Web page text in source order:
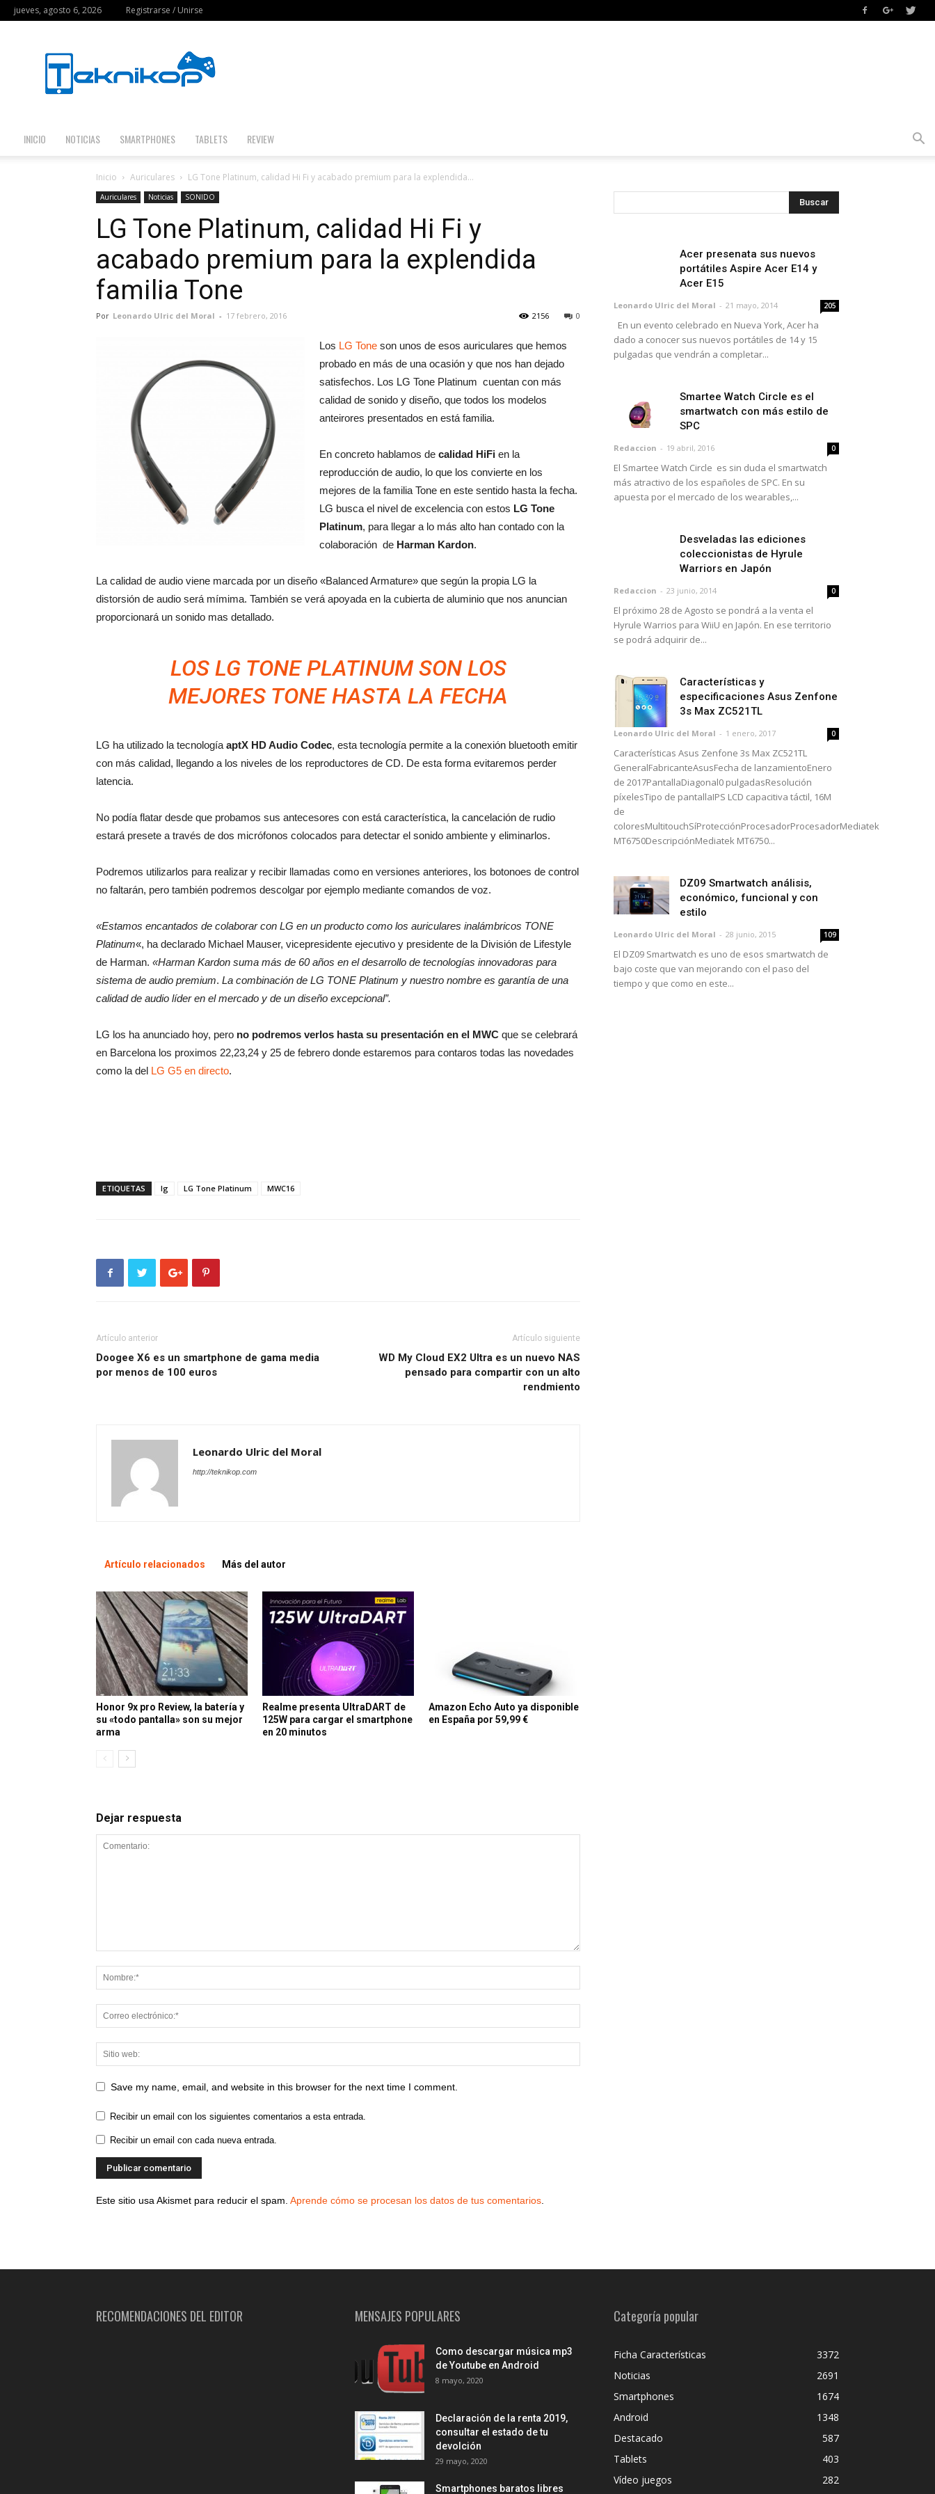
jueves, agosto 6, 2026 Registrarse / Unirse
INICIO NOTICIAS SMARTPHONES TABLETS REVIEW
Inicio Auriculares LG Tone Platinum, calidad Hi Fi y acabado premium para la explendida...
Auriculares Noticias SONIDO
LG Tone Platinum, calidad Hi Fi y
acabado premium para la explendida
familia Tone
Por Leonardo Ulric del Moral - 17 febrero, 2016 0
2156
Los LG Tone son unos de esos auriculares que hemos
probado en más de una ocasión y que nos han dejado
satisfechos. Los LG Tone Platinum cuentan con más
calidad de sonido y diseño, que todos los modelos
anteirores presentados en está familia.
En concreto hablamos de calidad HiFi en la
reproducción de audio, lo que los convierte en los
mejores de la familia Tone en este sentido hasta la fecha.
LG busca el nivel de excelencia con estos LG Tone
Platinum, para llegar a lo más alto han contado con la
colaboración de Harman Kardon.
La calidad de audio viene marcada por un diseño «Balanced Armature» que según la propia LG la
distorsión de audio será mímima. También se verá apoyada en la cubierta de aluminio que nos anuncian
proporcionará un sonido mas detallado.
LOS LG TONE PLATINUM SON LOS
MEJORES TONE HASTA LA FECHA
LG ha utilizado la tecnología aptX HD Audio Codec, esta tecnología permite a la conexión bluetooth emitir
con más calidad, llegando a los niveles de los reproductores de CD. De esta forma evitaremos perder
latencia.
No podía flatar desde que probamos sus antecesores con está característica, la cancelación de rudio
estará presete a través de dos micrófonos colocados para detectar el sonido ambiente y eliminarlos.
Podremos utilizarlos para realizar y recibir llamadas como en versiones anteriores, los botonoes de control
no faltarán, pero también podremos descolgar por ejemplo mediante comandos de voz.
«Estamos encantados de colaborar con LG en un producto como los auriculares inalámbricos TONE
Platinum«, ha declarado Michael Mauser, vicepresidente ejecutivo y presidente de la División de Lifestyle
de Harman. «Harman Kardon suma más de 60 años en el desarrollo de tecnologías innovadoras para
sistema de audio premium. La combinación de LG TONE Platinum y nuestro nombre es garantía de una
calidad de audio líder en el mercado y de un diseño excepcional”.
LG los ha anunciado hoy, pero no podremos verlos hasta su presentación en el MWC que se celebrará
en Barcelona los proximos 22,23,24 y 25 de febrero donde estaremos para contaros todas las novedades
como la del LG G5 en directo.
ETIQUETAS lg LG Tone Platinum MWC16
Artículo anterior
Doogee X6 es un smartphone de gama media
por menos de 100 euros
Artículo siguiente
WD My Cloud EX2 Ultra es un nuevo NAS
pensado para compartir con un alto
rendmiento
Leonardo Ulric del Moral
http://teknikop.com
Artículo relacionados Más del autor
Honor 9x pro Review, la batería y
su «todo pantalla» son su mejor
arma
Realme presenta UltraDART de
125W para cargar el smartphone
en 20 minutos
Amazon Echo Auto ya disponible
en España por 59,99 €
Dejar respuesta
Save my name, email, and website in this browser for the next time I comment.
Recibir un email con los siguientes comentarios a esta entrada.
Recibir un email con cada nueva entrada.
Este sitio usa Akismet para reducir el spam. Aprende cómo se procesan los datos de tus comentarios
Acer presenata sus nuevos
portátiles Aspire Acer E14 y
Acer E15
Leonardo Ulric del Moral - 21 mayo, 2014 205
En un evento celebrado en Nueva York, Acer ha
dado a conocer sus nuevos portátiles de 14 y 15
pulgadas que vendrán a completar...
Smartee Watch Circle es el
smartwatch con más estilo de
SPC
Redaccion - 19 abril, 2016 0
El Smartee Watch Circle es sin duda el smartwatch
más atractivo de los españoles de SPC. En su
apuesta por el mercado de los wearables,...
Desveladas las ediciones
coleccionistas de Hyrule
Warriors en Japón
Redaccion - 23 junio, 2014 0
El próximo 28 de Agosto se pondrá a la venta el
Hyrule Warrios para WiiU en Japón. En ese territorio
se podrá adquirir de...
Características y
especificaciones Asus Zenfone
3s Max ZC521TL
Leonardo Ulric del Moral - 1 enero, 2017 0
Características Asus Zenfone 3s Max ZC521TL
GeneralFabricanteAsusFecha de lanzamientoEnero
de 2017PantallaDiagonal0 pulgadasResolución
píxelesTipo de pantallaIPS LCD capacitiva táctil, 16M
de
coloresMultitouchSíProtecciónProcesadorProcesadorMediatek
MT6750DescripciónMediatek MT6750...
DZ09 Smartwatch análisis,
económico, funcional y con
estilo
Leonardo Ulric del Moral - 28 junio, 2015 109
El DZ09 Smartwatch es uno de esos smartwatch de
bajo coste que van mejorando con el paso del
tiempo y que como en este...
RECOMENDACIONES DEL EDITOR MENSAJES POPULARES
Como descargar música mp3
de Youtube en Android
8 mayo, 2020
Declaración de la renta 2019,
consultar el estado de tu
devolción
29 mayo, 2020
Smartphones baratos libres
Categoría popular
Ficha Características
3372
Noticias
2691
Smartphones
1674
Android
1348
Destacado
587
Tablets
403
Vídeo juegos
282